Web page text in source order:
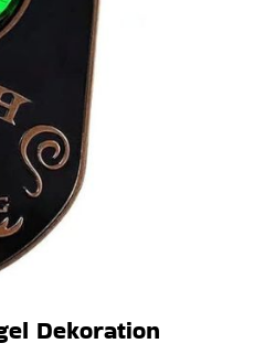
Dekoration